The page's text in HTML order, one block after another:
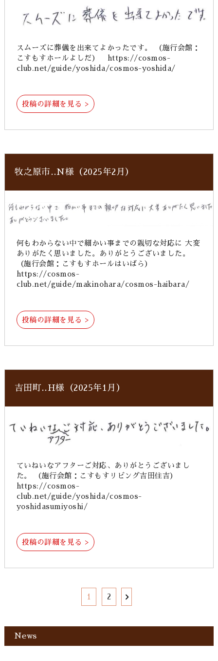
スムーズに葬儀を出来てよかったです。 （施行会館：
こすもすホールよしだ） https://cosmos-
club.net/guide/yoshida/cosmos-yoshida/
投稿の詳細を見る >
牧之原市‥N様（2025年2月）
何もわからない中で細かい事までの親切な対応に 大変
ありがたく思いました。ありがとうございました。
（施行会館：こすもすホールはいばら）
https://cosmos-
club.net/guide/makinohara/cosmos-haibara/
投稿の詳細を見る >
吉田町‥H様（2025年1月）
ていねいなアフターご対応、ありがとうございまし
た。 （施行会館：こすもすリビング吉田住吉）
https://cosmos-
club.net/guide/yoshida/cosmos-
yoshidasumiyoshi/
投稿の詳細を見る >
1 2
News